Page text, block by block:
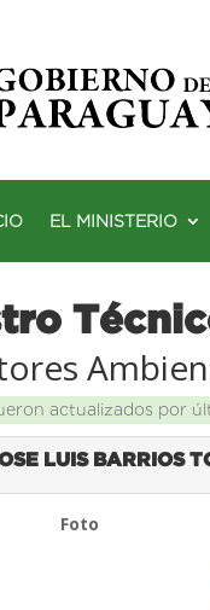
EL MINISTERIO
actualizados por
LUIS BARRIOS
Foto